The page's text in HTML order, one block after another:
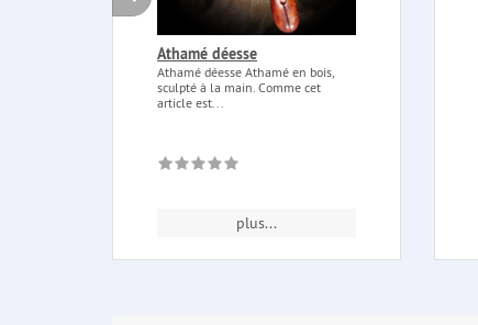
Athamé déesse
Athamé déesse Athamé en bois,
sculpté à la main. Comme cet
article est...
plus...